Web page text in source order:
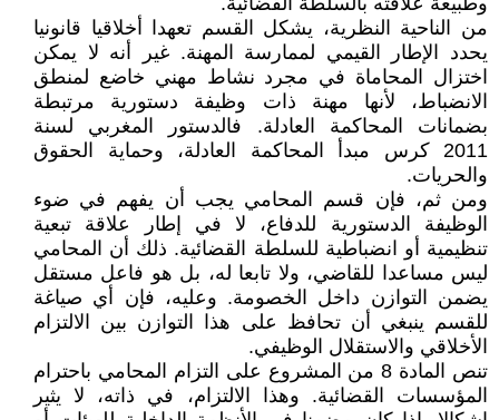
من الناحية النظرية، يشكل القسم تعهدا أخلاقيا قانونيا
يحدد الإطار القيمي لممارسة المهنة. غير أنه لا يمكن
اختزال المحاماة في مجرد نشاط مهني خاضع لمنطق
الانضباط، لأنها مهنة ذات وظيفة دستورية مرتبطة
بضمانات المحاكمة العادلة. فالدستور المغربي لسنة
2011 كرس مبدأ المحاكمة العادلة، وحماية الحقوق
والحريات.
ومن ثم، فإن قسم المحامي يجب أن يفهم في ضوء
الوظيفة الدستورية للدفاع، لا في إطار علاقة تبعية
تنظيمية أو انضباطية للسلطة القضائية. ذلك أن المحامي
ليس مساعدا للقاضي، ولا تابعا له، بل هو فاعل مستقل
يضمن التوازن داخل الخصومة. وعليه، فإن أي صياغة
للقسم ينبغي أن تحافظ على هذا التوازن بين الالتزام
الأخلاقي والاستقلال الوظيفي.
تنص المادة 8 من المشروع على التزام المحامي باحترام
المؤسسات القضائية. وهذا الالتزام، في ذاته، لا يثير